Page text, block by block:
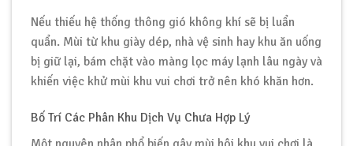
Nếu thiếu hệ thống thông gió không khí sẽ bị luẩn
quẩn. Mùi từ khu giày dép, nhà vệ sinh hay khu ăn uống
bị giữ lại, bám chặt vào màng lọc máy lạnh lâu ngày và
khiến việc khử mùi khu vui chơi trở nên khó khăn hơn.
Bố Trí Các Phân Khu Dịch Vụ Chưa Hợp Lý